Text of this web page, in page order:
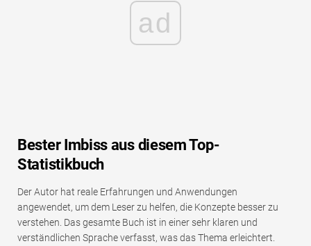
ad
Bester Imbiss aus diesem Top-
Statistikbuch
Der Autor hat reale Erfahrungen und Anwendungen
angewendet, um dem Leser zu helfen, die Konzepte besser zu
verstehen. Das gesamte Buch ist in einer sehr klaren und
verständlichen Sprache verfasst, was das Thema erleichtert.